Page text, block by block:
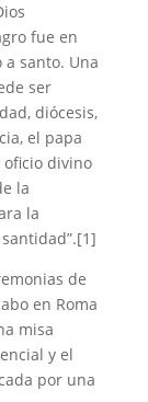
fue en
santo. Una
ser
diócesis,
el papa
divino
la
la
de
en Roma
misa
y el
por una